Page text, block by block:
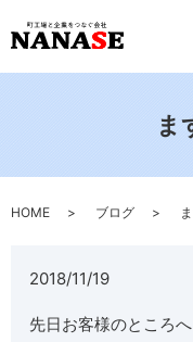
ま
HOME ブログ
2018/11/19
先日お客様のところ